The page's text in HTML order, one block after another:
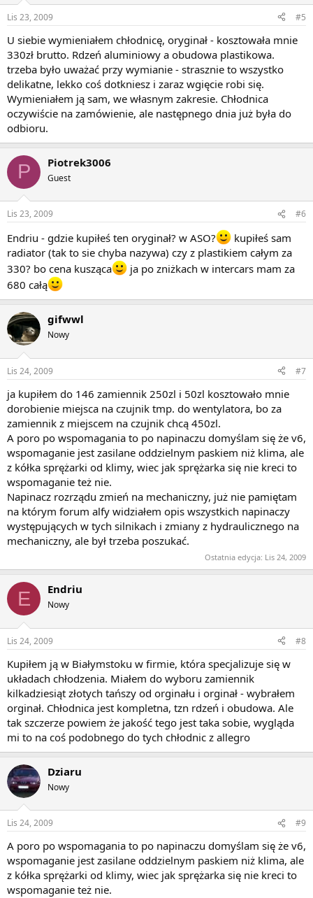
Lis 23, 2009 #5
U siebie wymieniałem chłodnicę, oryginał - kosztowała mnie
330zł brutto. Rdzeń aluminiowy a obudowa plastikowa.
trzeba było uważać przy wymianie - strasznie to wszystko
delikatne, lekko coś dotkniesz i zaraz wgięcie robi się.
Wymieniałem ją sam, we własnym zakresie. Chłodnica
oczywiście na zamówienie, ale następnego dnia już była do
odbioru.
P Piotrek3006
Guest
Lis 23, 2009 #6
Endriu - gdzie kupiłeś ten oryginał? w ASO?
kupiłeś sam
radiator (tak to sie chyba nazywa) czy z plastikiem całym za
330? bo cena kusząca
ja po zniżkach w intercars mam za
680 całą
gifwwl
Nowy
Lis 24, 2009 #7
ja kupiłem do 146 zamiennik 250zl i 50zl kosztowało mnie
dorobienie miejsca na czujnik tmp. do wentylatora, bo za
zamiennik z miejscem na czujnik chcą 450zl.
A poro po wspomagania to po napinaczu domyślam się że v6,
wspomaganie jest zasilane oddzielnym paskiem niż klima, ale
z kółka sprężarki od klimy, wiec jak sprężarka się nie kreci to
wspomaganie też nie.
Napinacz rozrządu zmień na mechaniczny, już nie pamiętam
na którym forum alfy widziałem opis wszystkich napinaczy
występujących w tych silnikach i zmiany z hydraulicznego na
mechaniczny, ale był trzeba poszukać.
Ostatnia edycja: Lis 24, 2009
E Endriu
Nowy
Lis 24, 2009 #8
Kupiłem ją w Białymstoku w firmie, która specjalizuje się w
układach chłodzenia. Miałem do wyboru zamiennik
kilkadziesiąt złotych tańszy od orginału i orginał - wybrałem
orginał. Chłodnica jest kompletna, tzn rdzeń i obudowa. Ale
tak szczerze powiem że jakość tego jest taka sobie, wygląda
mi to na coś podobnego do tych chłodnic z allegro
Dziaru
Nowy
Lis 24, 2009 #9
A poro po wspomagania to po napinaczu domyślam się że v6,
wspomaganie jest zasilane oddzielnym paskiem niż klima, ale
z kółka sprężarki od klimy, wiec jak sprężarka się nie kreci to
wspomaganie też nie.